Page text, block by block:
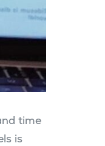
time
is